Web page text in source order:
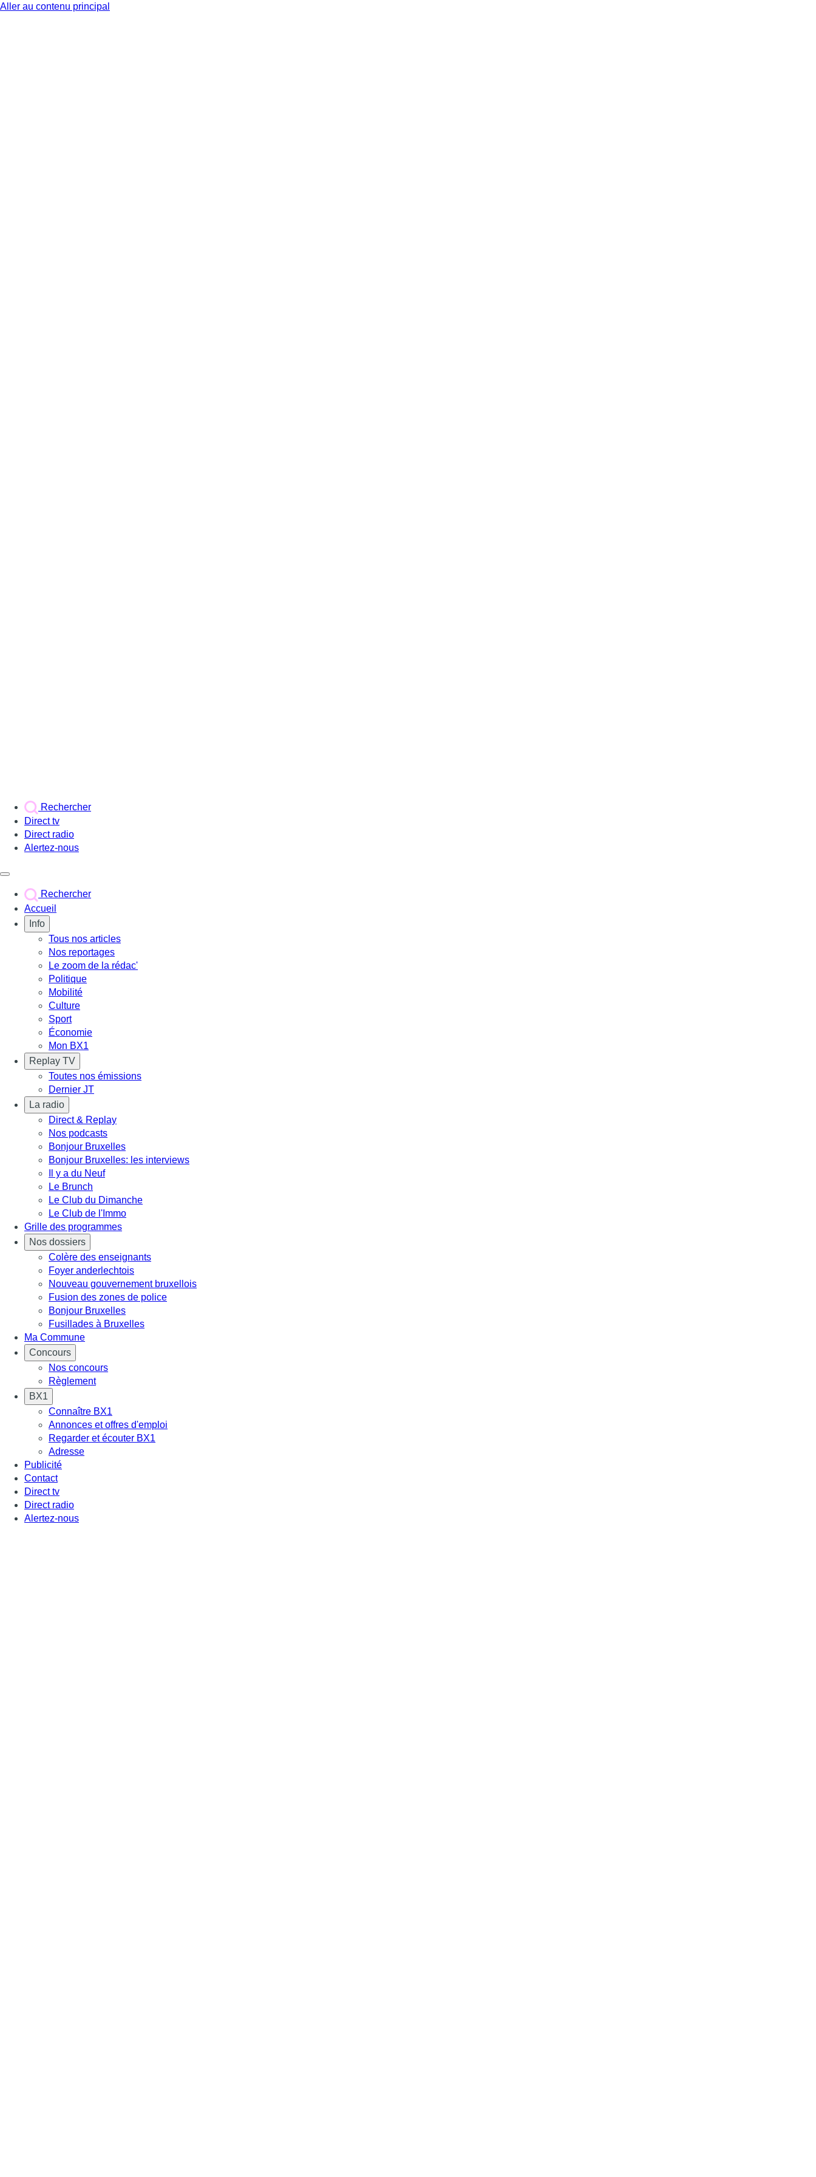
Aller au contenu principal
Rechercher
Direct tv
Direct radio
Alertez-nous
Rechercher
Accueil
Info
Tous nos articles
Nos reportages
Le zoom de la rédac'
Politique
Mobilité
Culture
Sport
Économie
Mon BX1
Replay TV
Toutes nos émissions
Dernier JT
La radio
Direct & Replay
Nos podcasts
Bonjour Bruxelles
Bonjour Bruxelles: les interviews
Il y a du Neuf
Le Brunch
Le Club du Dimanche
Le Club de l'Immo
Grille des programmes
Nos dossiers
Colère des enseignants
Foyer anderlechtois
Nouveau gouvernement bruxellois
Fusion des zones de police
Bonjour Bruxelles
Fusillades à Bruxelles
Ma Commune
Concours
Nos concours
Règlement
BX1
Connaître BX1
Annonces et offres d'emploi
Regarder et écouter BX1
Adresse
Publicité
Contact
Direct tv
Direct radio
Alertez-nous